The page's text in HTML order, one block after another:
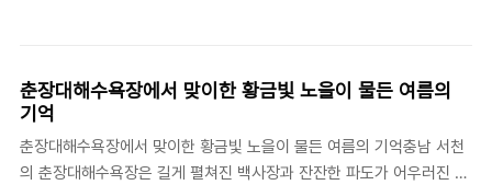
이라 불린다. 아침 햇살이 나무 사이로 스며들며 바다 위에 금빛 물결을
만들고, 그 풍경은 마치 한 폭의 수채화 같다. 하루의 시작을 여유롭게
춘장대해수욕장에서 맞이한 황금빛 노을이 물든 여름의
기억
춘장대해수욕장에서 맞이한 황금빛 노을이 물든 여름의 기억충남 서천
의 춘장대해수욕장은 길게 펼쳐진 백사장과 잔잔한 파도가 어우러진 서